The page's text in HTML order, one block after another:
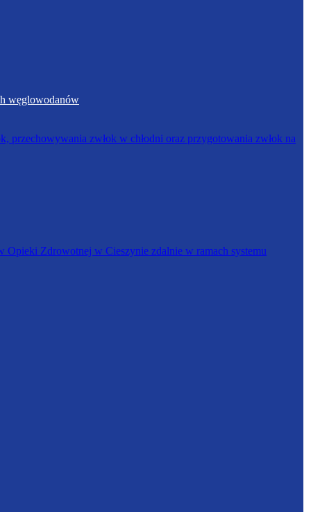
węglowodanów
zwłok w chłodni oraz przygotowania zwłok na
Opieki Zdrowotnej w Cieszynie zdalnie w ramach systemu